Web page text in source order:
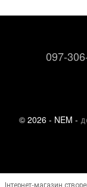
097-
© 2026 - NEM -
Інтернет-магазин